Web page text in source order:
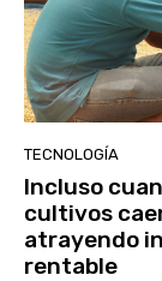
TECNOLOGÍA
Incluso
cultivos
atrayendo
rentable